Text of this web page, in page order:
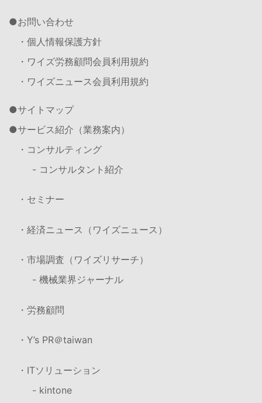
お問い合わせ
・個人情報保護方針
・ワイズ労務顧問会員利用規約
・ワイズニュース会員利用規約
サイトマップ
サービス紹介（業務案内）
・コンサルティング
- コンサルタント紹介
・セミナー
・経済ニュース（ワイズニュース）
・市場調査（ワイズリサーチ）
- 機械業界ジャーナル
・労務顧問
・Y’s PR＠taiwan
・ITソリューション
- kintone